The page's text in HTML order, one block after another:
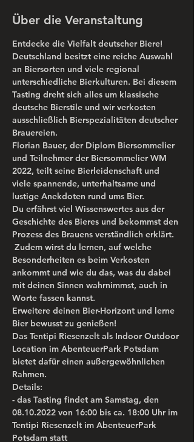
Über die Veranstaltung
Entdecke die Vielfalt deutscher Biere!
Deutschland besitzt eine reiche Auswahl
an Biersorten und viele regional
unterschiedliche Bierkulturen. Bei diesem
Tasting dreht sich alles um klassische
deutsche Bierstile und wir verkosten
ausschließlich Bierspezialitäten deutscher
Brauereien.
Florian Bauer, der Diplom Biersommelier
und Teilnehmer der Biersommelier WM
2022, teilt seine Bierleidenschaft und
viele spannende, unterhaltsame und
lustige Anekdoten rund ums Bier.
Du erfährst viel Wissenswertes aus der
Geschichte des Bieres und bekommst den
Prozess des Brauens verständlich erklärt.
Zudem wirst du lernen, auf welche
Besonderheiten es beim Verkosten
ankommt und wie du das, was du dabei
mit deinen Sinnen wahrnimmst, auch in
Worte fassen kannst.
Erweitere deinen Bier-Horizont und lerne
Bier bewusst zu genießen!
Das Tentipi Riesenzelt als Indoor Outdoor
Location im AbenteuerPark Potsdam
bietet dafür einen außergewöhnlichen
Rahmen.
Details:
- das Tasting findet am Samstag, den
08.10.2022 von 16:00 bis ca. 18:00 Uhr im
Tentipi Riesenzelt im AbenteuerPark
Potsdam statt